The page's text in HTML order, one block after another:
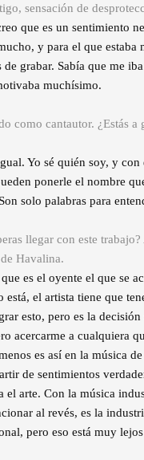
sensación de
que es un sentimiento
y para el que estaba
grabar. Sabía que me
muchísimo.
como cantautor. ¿Estás a
Yo sé quién soy, y con
ponerle el nombre
solo palabras para
llegar con este trabajo?
Havalina.
es el oyente el que se
está, el artista tiene que
esto, pero es la
acercarme a cualquiera
es así en la música
de sentimientos
el arte. Con la música
al revés, es la
pero eso está muy